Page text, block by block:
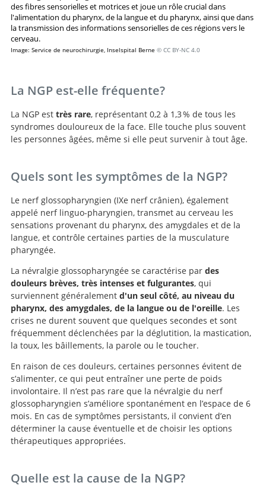
des fibres sensorielles et motrices et joue un rôle crucial dans
l'alimentation du pharynx, de la langue et du pharynx, ainsi que dans
la transmission des informations sensorielles de ces régions vers le
cerveau.
Image: Service de neurochirurgie, Inselspital Berne © CC BY-NC 4.0
La NGP est-elle fréquente?
La NGP est très rare, représentant 0,2 à 1,3 % de tous les
syndromes douloureux de la face. Elle touche plus souvent
les personnes âgées, même si elle peut survenir à tout âge.
Quels sont les symptômes de la NGP?
Le nerf glossopharyngien (IXe nerf crânien), également
appelé nerf linguo-pharyngien, transmet au cerveau les
sensations provenant du pharynx, des amygdales et de la
langue, et contrôle certaines parties de la musculature
pharyngée.
La névralgie glossopharyngée se caractérise par des
douleurs brèves, très intenses et fulgurantes, qui
surviennent généralement d'un seul côté, au niveau du
pharynx, des amygdales, de la langue ou de l'oreille. Les
crises ne durent souvent que quelques secondes et sont
fréquemment déclenchées par la déglutition, la mastication,
la toux, les bâillements, la parole ou le toucher.
En raison de ces douleurs, certaines personnes évitent de
s’alimenter, ce qui peut entraîner une perte de poids
involontaire. Il n’est pas rare que la névralgie du nerf
glossopharyngien s’améliore spontanément en l’espace de 6
mois. En cas de symptômes persistants, il convient d’en
déterminer la cause éventuelle et de choisir les options
thérapeutiques appropriées.
Quelle est la cause de la NGP?